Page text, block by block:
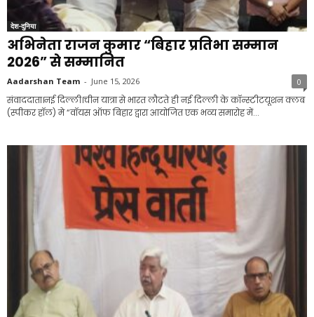
देश-दुनिया
अभिनेता राजन कुमार “बिहार प्रतिभा सम्मान
2026” से सम्मानित
Aadarshan Team - June 15, 2026 0
संवाददाता।नई दिल्ली।चीन यात्रा से भारत लौटते ही नई दिल्ली के कॉन्स्टीटयूशन क्लब
(स्पीकर हॉल) मे “वॉयस ऑफ बिहार द्वारा आयोजित एक भव्य समारोह में...